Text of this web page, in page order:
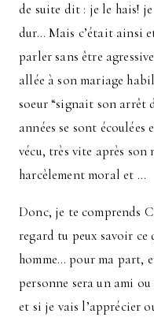
de suite dit : je le hais!
dur… Mais c’était ainsi
parler sans être
allée à son mariage
soeur “signait son arrêt
années se sont
vécu, très vite après son
harcèlement moral et …
Donc, je te comprends
regard tu peux savoir ce
homme… pour ma part,
personne sera un ami
et si je vais l’apprécier